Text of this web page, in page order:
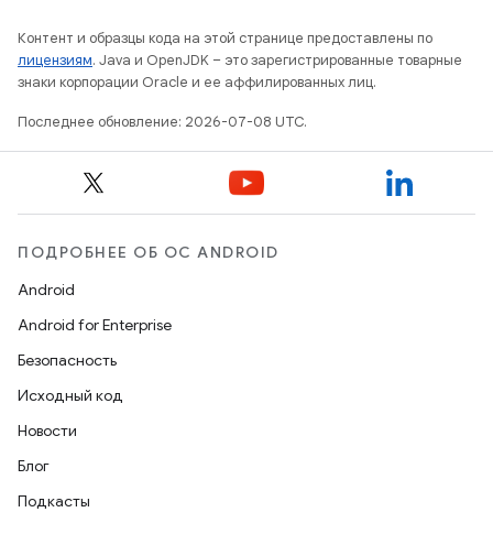
Контент и образцы кода на этой странице предоставлены по
лицензиям. Java и OpenJDK – это зарегистрированные товарные
знаки корпорации Oracle и ее аффилированных лиц.
Последнее обновление: 2026-07-08 UTC.
ПОДРОБНЕЕ ОБ ОС ANDROID
Android
Android for Enterprise
Безопасность
Исходный код
Новости
Блог
Подкасты